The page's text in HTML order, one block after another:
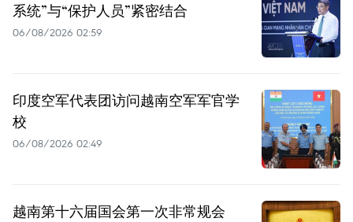
系统”与“保护人员”紧密结合
06/08/2026 02:59
印度空军代表团访问越南空军军官学
校
06/08/2026 02:49
越南第十六届国会第一次非常规会